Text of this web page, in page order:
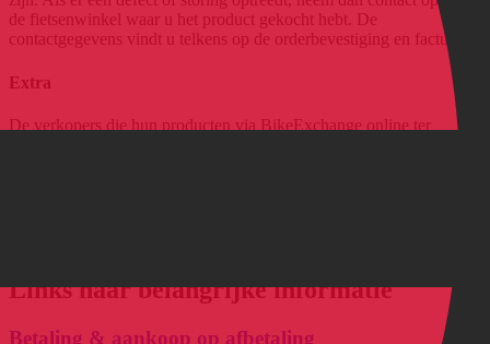
de fietsenwinkel waar u het product gekocht hebt. De
contactgegevens vindt u telkens op de orderbevestiging en factuur.
Extra
De verkopers die hun producten via BikeExchange online ter
Links naar belangrijke informatie
Betaling & aankoop op afbetaling